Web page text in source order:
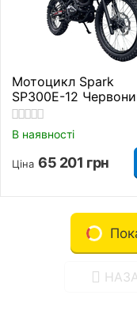
Мотоцикл Spark
SP300E-12
300 куб. см.
В наявності
Ціна 65 201 грн